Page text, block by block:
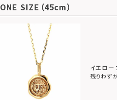
ONE SIZE（45cm）
イエロー
残りわず